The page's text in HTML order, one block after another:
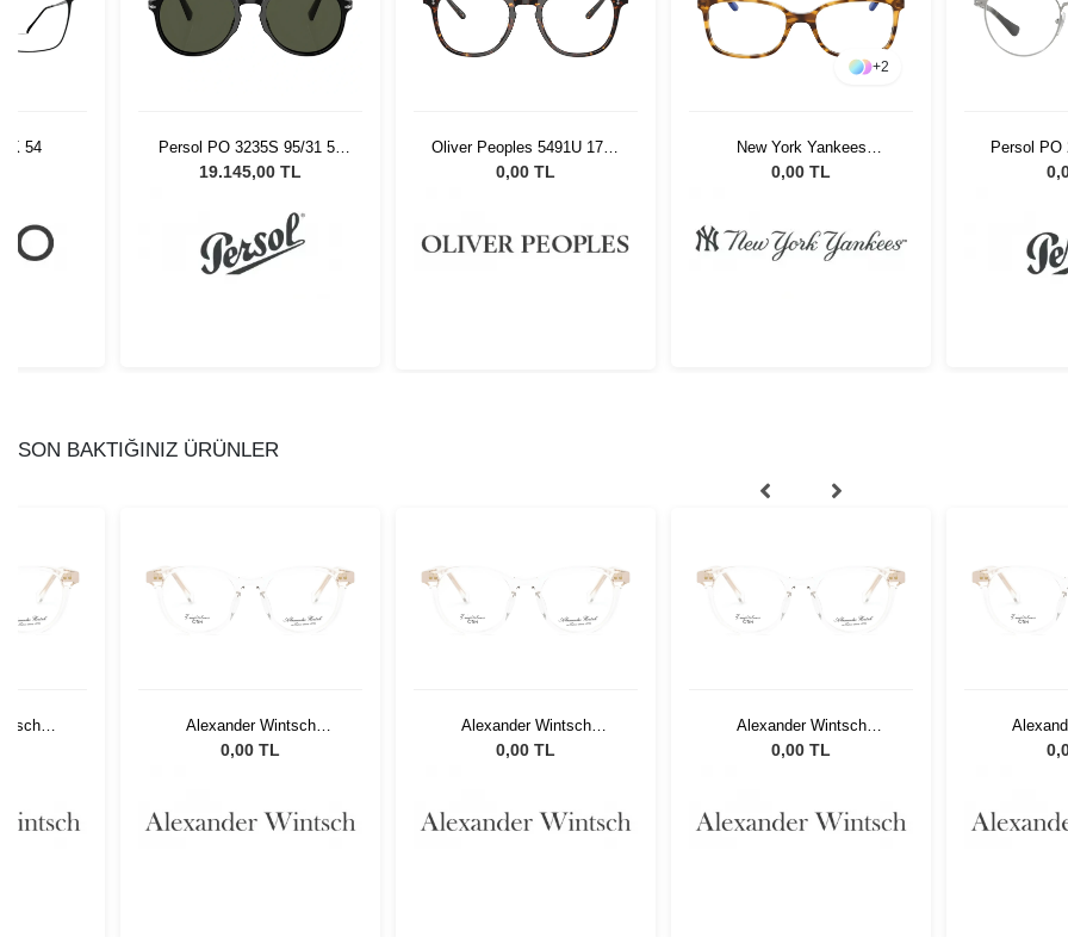
54
Persol PO 3235S 95/31 55
Unisex Güneş Gözlüğü
19.145,00 TL
Oliver Peoples 5491U 1741
50
0,00 TL
+2
New York Yankees
NYAM032 C76
0,00 TL
Persol PO
SON BAKTIĞINIZ ÜRÜNLER
Alexander Wintsch
AW20167 C2
0,00 TL
Alexander Wintsch
AW20167 C2
0,00 TL
Alexander Wintsch
AW20167 C2
0,00 TL